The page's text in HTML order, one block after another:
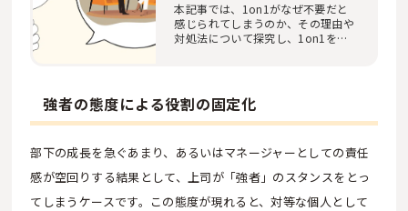
本記事では、1on1がなぜ不要だと
感じられてしまうのか、その理由や
対処法について探究し、1on1を意
強者の態度による役割の固定化
部下の成長を急ぐあまり、あるいはマネージャーとしての責任
感が空回りする結果として、上司が「強者」のスタンスをとっ
てしまうケースです。この態度が現れると、対等な個人として